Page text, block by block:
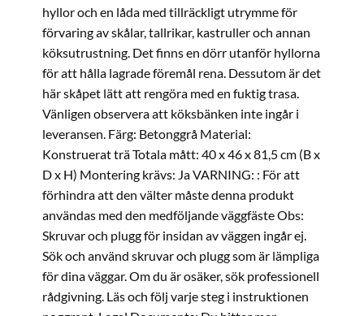
hyllor och en låda med tillräckligt utrymme för
förvaring av skålar, tallrikar, kastruller och annan
köksutrustning. Det finns en dörr utanför hyllorna
för att hålla lagrade föremål rena. Dessutom är det
här skåpet lätt att rengöra med en fuktig trasa.
Vänligen observera att köksbänken inte ingår i
leveransen. Färg: Betonggrå Material:
Konstruerat trä Totala mått: 40 x 46 x 81,5 cm (B x
D x H) Montering krävs: Ja VARNING: : För att
förhindra att den välter måste denna produkt
användas med den medföljande väggfäste Obs:
Skruvar och plugg för insidan av väggen ingår ej.
Sök och använd skruvar och plugg som är lämpliga
för dina väggar. Om du är osäker, sök professionell
rådgivning. Läs och följ varje steg i instruktionen